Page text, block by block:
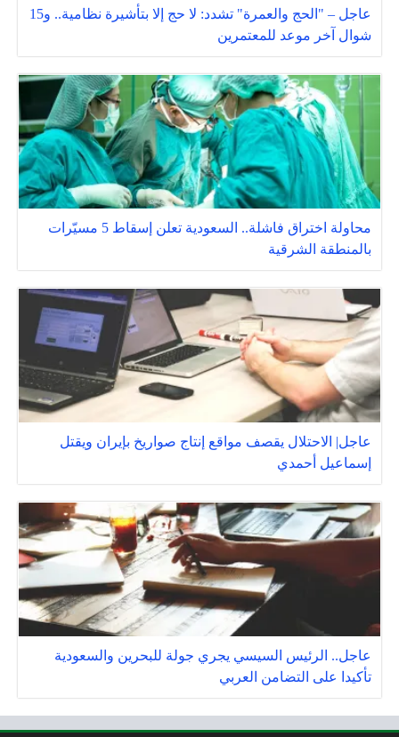
عاجل – "الحج والعمرة" تشدد: لا حج إلا بتأشيرة نظامية.. و15
شوال آخر موعد للمعتمرين
محاولة اختراق فاشلة.. السعودية تعلن إسقاط 5 مسيّرات
بالمنطقة الشرقية
عاجل| الاحتلال يقصف مواقع إنتاج صواريخ بإيران ويقتل
إسماعيل أحمدي
عاجل.. الرئيس السيسي يجري جولة للبحرين والسعودية
تأكيدا على التضامن العربي